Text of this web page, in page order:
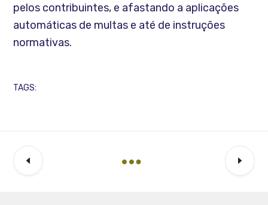
pelos contribuintes, e afastando a aplicações
automáticas de multas e até de instruções
normativas.
TAGS: